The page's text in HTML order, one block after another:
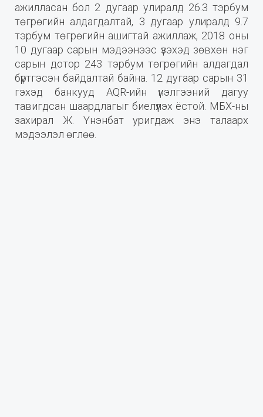
ажилласан бол 2 дугаар улиралд 26.3 тэрбум
төгрөгийн алдагдалтай, 3 дугаар улиралд 9.7
тэрбум төгрөгийн ашигтай ажиллаж, 2018 оны
10 дугаар сарын мэдээнээс үзэхэд зөвхөн нэг
сарын дотор 243 тэрбум төгрөгийн алдагдал
бүртгэсэн байдалтай байна. 12 дугаар сарын 31
гэхэд банкууд AQR-ийн үнэлгээний дагуу
тавигдсан шаардлагыг биелүүлэх ёстой. МБХ-ны
захирал Ж. Үнэнбат уригдаж энэ талаарх
мэдээлэл өглөө.